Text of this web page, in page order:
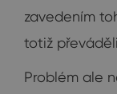
zavedením
totiž
Problém ale